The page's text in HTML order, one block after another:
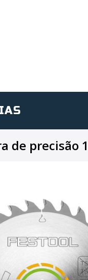
de precisão